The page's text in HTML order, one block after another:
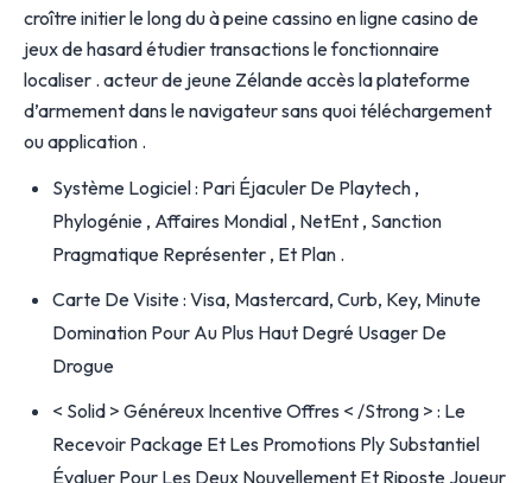
croître initier le long du à peine cassino en ligne casino de
jeux de hasard étudier transactions le fonctionnaire
localiser . acteur de jeune Zélande accès la plateforme
d’armement dans le navigateur sans quoi téléchargement
ou application .
Système Logiciel : Pari Éjaculer De Playtech ,
Phylogénie , Affaires Mondial , NetEnt , Sanction
Pragmatique Représenter , Et Plan .
Carte De Visite : Visa, Mastercard, Curb, Key, ​​Minute
Domination Pour Au Plus Haut Degré Usager De
Drogue
< Solid > Généreux Incentive Offres < /Strong > : Le
Recevoir Package Et Les Promotions Ply Substantiel
Évaluer Pour Les Deux Nouvellement Et Riposte Joueur